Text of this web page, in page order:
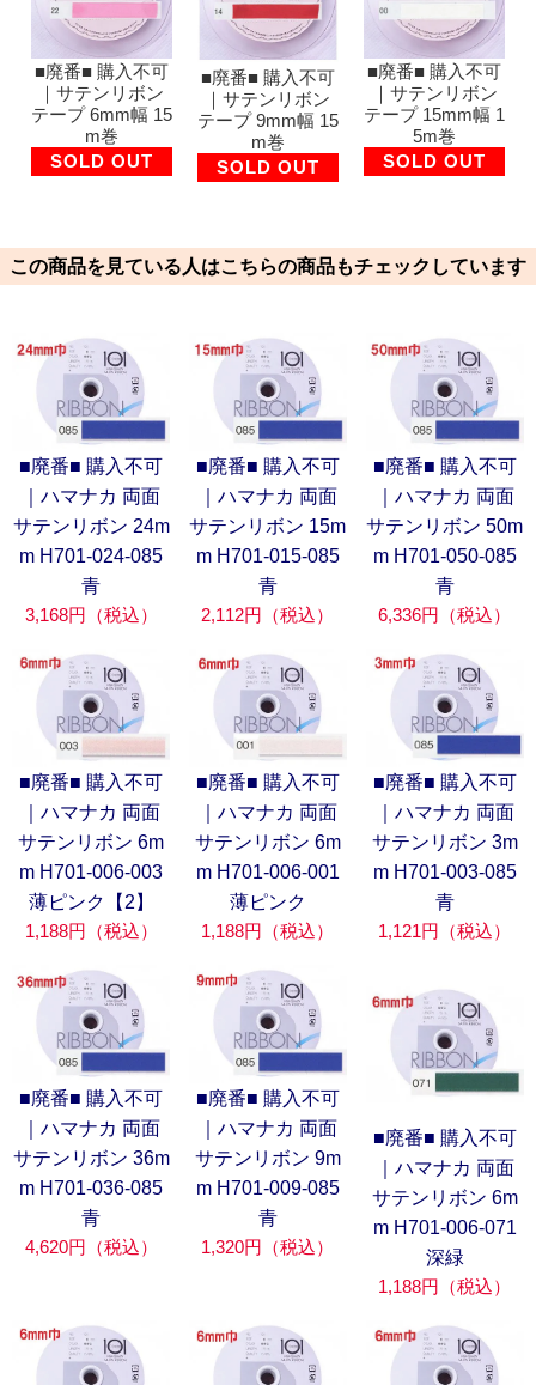
■廃番■ 購入不可
｜サテンリボン
テープ 6mm幅 15
m巻
SOLD OUT
■廃番■ 購入不可
｜サテンリボン
テープ 9mm幅 15
m巻
SOLD OUT
■廃番■ 購入不可
｜サテンリボン
テープ 15mm幅 1
5m巻
SOLD OUT
この商品を見ている人はこちらの商品もチェックしています
■廃番■ 購入不可
｜ハマナカ 両面
サテンリボン 24m
m H701-024-085
青
3,168円（税込）
■廃番■ 購入不可
｜ハマナカ 両面
サテンリボン 15m
m H701-015-085
青
2,112円（税込）
■廃番■ 購入不可
｜ハマナカ 両面
サテンリボン 50m
m H701-050-085
青
6,336円（税込）
■廃番■ 購入不可
｜ハマナカ 両面
サテンリボン 6m
m H701-006-003
薄ピンク【2】
1,188円（税込）
■廃番■ 購入不可
｜ハマナカ 両面
サテンリボン 6m
m H701-006-001
薄ピンク
1,188円（税込）
■廃番■ 購入不可
｜ハマナカ 両面
サテンリボン 3m
m H701-003-085
青
1,121円（税込）
■廃番■ 購入不可
｜ハマナカ 両面
サテンリボン 36m
m H701-036-085
青
4,620円（税込）
■廃番■ 購入不可
｜ハマナカ 両面
サテンリボン 9m
m H701-009-085
青
1,320円（税込）
■廃番■ 購入不可
｜ハマナカ 両面
サテンリボン 6m
m H701-006-071
深緑
1,188円（税込）